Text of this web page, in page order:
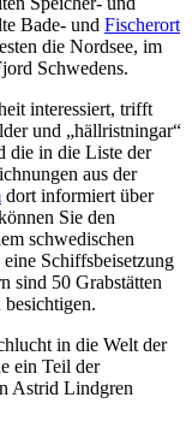
Bade- und Fischerort
die Nordsee, im
Schwedens.
interessiert, trifft
und „hällristningar“
die in die Liste der
aus der
dort informiert über
Sie den
schwedischen
eine Schiffsbeisetzung
sind 50 Grabstätten
in die Welt der
ein Teil der
Astrid Lindgren